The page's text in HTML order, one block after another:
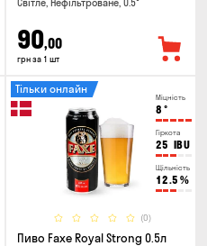
Світле, Нефільтроване, 0.5°
90,00
грн за 1 шт
Міцність
8 °
Гіркота
25 IBU
Щільність
12.5 %
(0)
Тільки онлайн
Пиво Faxe Royal Strong 0.5л